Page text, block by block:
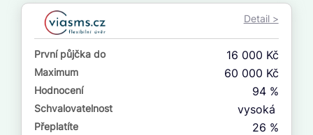
Od
Do
První půjčka zdarma
–
ano
Detail >
První půjčka do 16 000 Kč
Maximum 60 000 Kč
Hodnocení 94 %
Schvalovatelnost vysoká
Přeplatíte
26 %